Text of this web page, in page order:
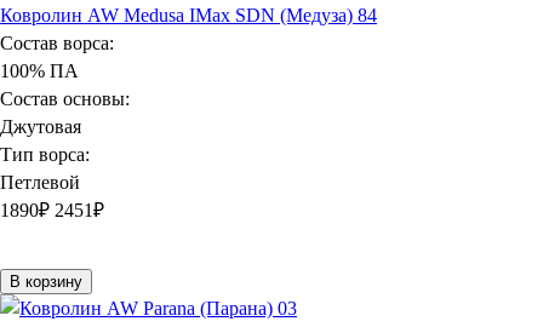
Ковролин AW Medusa IMax SDN (Медуза) 84
Состав ворса:
100% ПА
Состав основы:
Джутовая
Тип ворса:
Петлевой
1890₽ 2451₽
В корзину